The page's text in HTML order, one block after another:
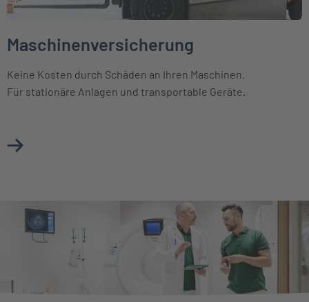
Maschinenversicherung
Keine Kosten durch Schäden an Ihren Maschinen.
Für stationäre Anlagen und transportable Geräte.
Mehr über Maschinenversicherung erfahren